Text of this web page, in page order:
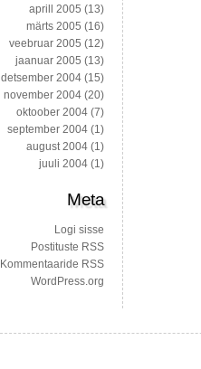
aprill 2005 (13)
märts 2005 (16)
veebruar 2005 (12)
jaanuar 2005 (13)
detsember 2004 (15)
november 2004 (20)
oktoober 2004 (7)
september 2004 (1)
august 2004 (1)
juuli 2004 (1)
Meta
Logi sisse
Postituste RSS
Kommentaaride RSS
WordPress.org